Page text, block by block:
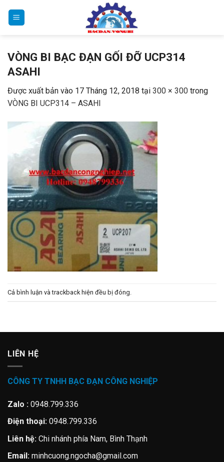
VÒNG BI BẠC ĐẠN GỐI ĐỠ UCP314
ASAHI
Được xuất bản vào 17 Tháng 12, 2018 tại 300 × 300 trong
VÒNG BI UCP314 – ASAHI
Cả bình luận và trackback hiện đều bị đóng.
LIÊN HỆ
CÔNG TY TNHH BẠC ĐẠN CÔNG NGHIỆP
Zalo : 0948.799.336
Điện thoại: 0948.799.336
Liên hệ: Chi nhánh phía Nam, Bình Thạnh
Email: minhcuong.ngocha@gmail.com